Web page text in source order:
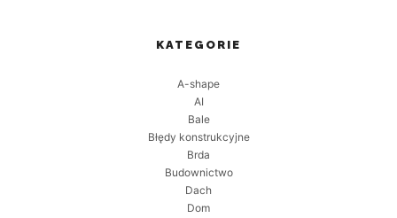
KATEGORIE
A-shape
AI
Bale
Błędy konstrukcyjne
Brda
Budownictwo
Dach
Dom